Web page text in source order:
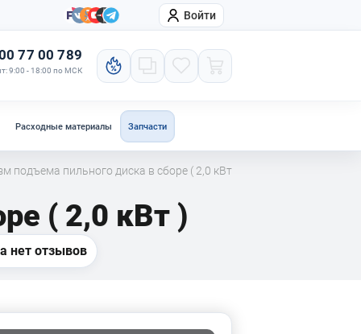
Компания Войти
77 00 789
9:00 - 18:00 по МСК
Расходные материалы Запчасти
подъема пильного диска в сборе ( 2,0 кВт
( 2,0 кВт )
нет отзывов